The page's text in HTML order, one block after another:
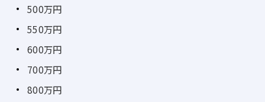
500万円
550万円
600万円
700万円
800万円